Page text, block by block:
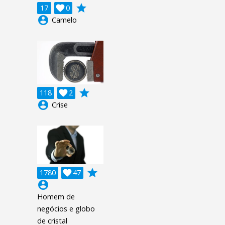
17 0

grade
account_circle Camelo
118 2

grade
account_circle Crise
1780 47

grade
account_circle
Homem de
negócios e globo
de cristal